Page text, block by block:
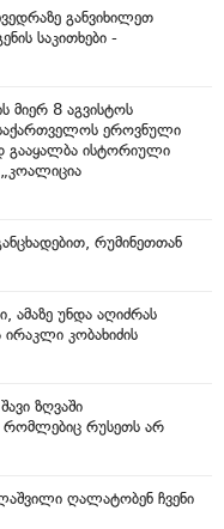
განვიხილეთ
საკითხები -
მიერ 8 აგვისტოს
ეროვნული
გააყალბა ისტორიული
რუმინეთთან
ამაზე უნდა აღიძრას
ირაკლი კობახიძის
ზღვაში
რომლებიც რუსეთს არ
ღალატობენ ჩვენი